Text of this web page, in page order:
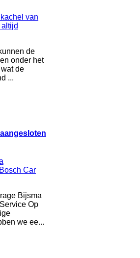
de
onder het
de
...
Bijsma
Op
we ee...